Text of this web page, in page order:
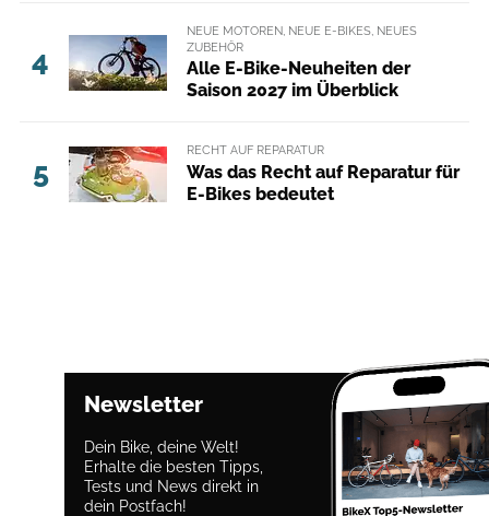
4
NEUE MOTOREN, NEUE E-BIKES, NEUES
ZUBEHÖR
Alle E-Bike-Neuheiten der
Saison 2027 im Überblick
5
RECHT AUF REPARATUR
Was das Recht auf Reparatur für
E-Bikes bedeutet
Newsletter
Dein Bike, deine Welt!
Erhalte die besten Tipps,
Tests und News direkt in
dein Postfach!